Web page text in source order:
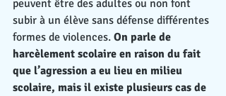
peuvent être des adultes ou non font
subir à un élève sans défense différentes
formes de violences. On parle de
harcèlement scolaire en raison du fait
que l’agression a eu lieu en milieu
scolaire, mais il existe plusieurs cas de